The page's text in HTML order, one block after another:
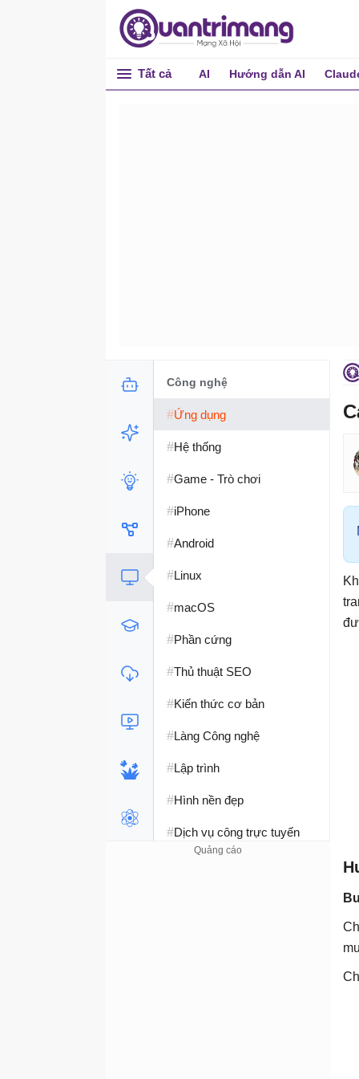
Tất cả AI Hướng dẫn AI
Công nghệ
#Ứng dụng
#Hệ thống
#Game - Trò chơi
#iPhone
#Android
#Linux
#macOS
#Phần cứng
#Thủ thuật SEO
#Kiến thức cơ bản
#Làng Công nghệ
#Lập trình
#Hình nền đẹp
#Dịch vụ công trực tuyến